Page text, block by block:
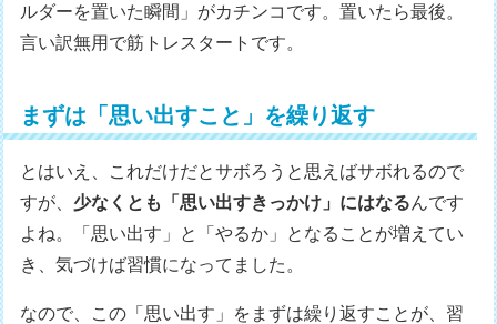
ルダーを置いた瞬間」がカチンコです。置いたら最後。
言い訳無用で筋トレスタートです。
まずは「思い出すこと」を繰り返す
とはいえ、これだけだとサボろうと思えばサボれるので
すが、 少なくとも「思い出すきっかけ」にはなるんです
よね。「思い出す」と「やるか」となることが増えてい
き、気づけば習慣になってました。
なので、この「思い出す」をまずは繰り返すことが、習